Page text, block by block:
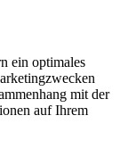
ein optimales
mit der
auf Ihrem